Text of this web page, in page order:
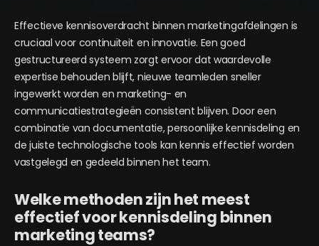
Effectieve kennisoverdracht binnen marketingafdelingen is
cruciaal voor continuïteit en innovatie. Een goed
gestructureerd systeem zorgt ervoor dat waardevolle
expertise behouden blijft, nieuwe teamleden sneller
ingewerkt worden en marketing- en
communicatiestrategieën consistent blijven. Door een
combinatie van documentatie, persoonlijke kennisdeling en
de juiste technologische tools kan kennis effectief worden
vastgelegd en gedeeld binnen het team.
Welke methoden zijn het meest
effectief voor kennisdeling binnen
marketing teams?